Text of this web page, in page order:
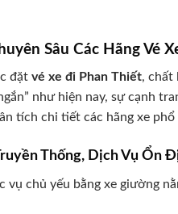
Sâu Các Hãng Vé
đặt vé xe đi Phan Thiết, chất
như hiện nay, sự cạnh
tích chi tiết các hãng xe
Thống, Dịch Vụ Ổn
vụ chủ yếu bằng xe giường